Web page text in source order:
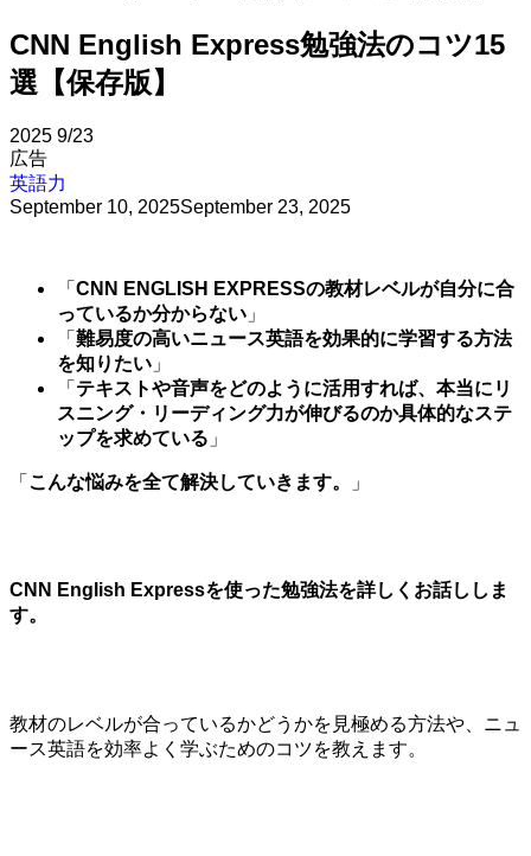
CNN English Express勉強法のコツ15
選【保存版】
2025 9/23
広告
英語力
September 10, 2025September 23, 2025
「 CNN ENGLISH EXPRESSの教材レベルが自分に合
っているか分からない 」
「 難易度の高いニュース英語を効果的に学習する方法
を知りたい 」
「 テキストや音声をどのように活用すれば、本当にリ
スニング・リーディング力が伸びるのか具体的なステ
ップを求めている 」
「 こんな悩みを全て解決していきます。 」
CNN English Expressを使った勉強法を詳しくお話ししま
す。
教材のレベルが合っているかどうかを見極める方法や、ニュ
ース英語を効率よく学ぶためのコツを教えます。